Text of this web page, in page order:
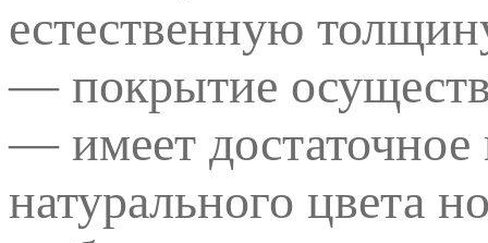
естественную
— покрытие
— имеет достаточное
натурального цвета